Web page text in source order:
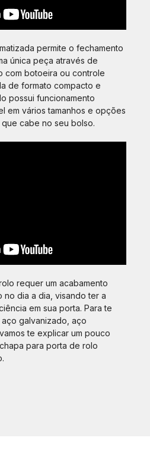
permite o fechamento
única peça através de
com botoeira ou controle
de formato compacto e
possui funcionamento
em vários tamanhos e opções
cabe no seu bolso.
requer um acabamento
no dia a dia, visando ter a
em sua porta. Para te
galvanizado, aço
te explicar um pouco
para porta de rolo